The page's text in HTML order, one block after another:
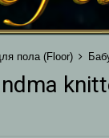
пола (Floor)